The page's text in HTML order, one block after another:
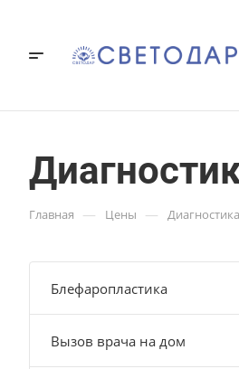
Главная — Цены —
Блефаропластика
Вызов врача на дом